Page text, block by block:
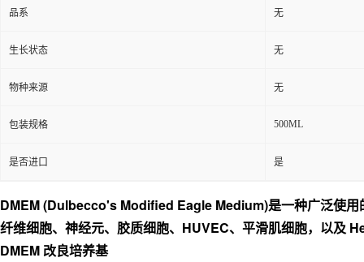
品系 无
生长状态 无
物种来源 无
包装规格 500ML
是否进口 是
DMEM (Dulbecco's Modified Eagle Medium)是一种广泛使用
纤维细胞、神经元、胶质细胞、HUVEC、平滑肌细胞，以及
DMEM 改良培养基